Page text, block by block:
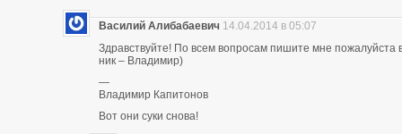
Василий Алибабаевич 14.04.2014 в 05:07
Здравствуйте! По всем вопросам пишите мне
ник – Владимир)
—
Владимир Капитонов
Вот они суки снова!